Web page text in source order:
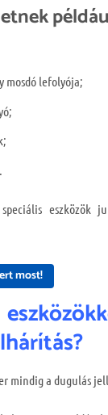
mosdó lefolyója;
eszközök
most!
mindig a dugulás